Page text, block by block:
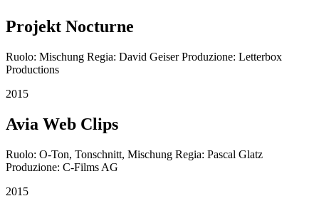
Projekt Nocturne
Ruolo: Mischung Regia: David Geiser Produzione: Letterbox
Productions
2015
Avia Web Clips
Ruolo: O-Ton, Tonschnitt, Mischung Regia: Pascal Glatz
Produzione: C-Films AG
2015